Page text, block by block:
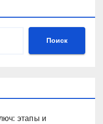
Поиск
этапы и